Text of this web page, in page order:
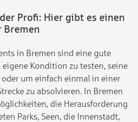
Profi: Hier gibt es einen
Bremen
in Bremen sind eine gute
eigene Kondition zu testen, seine
um einfach einmal in einer
zu absolvieren. In Bremen
die Herausforderung
Parks, Seen, die Innenstadt,